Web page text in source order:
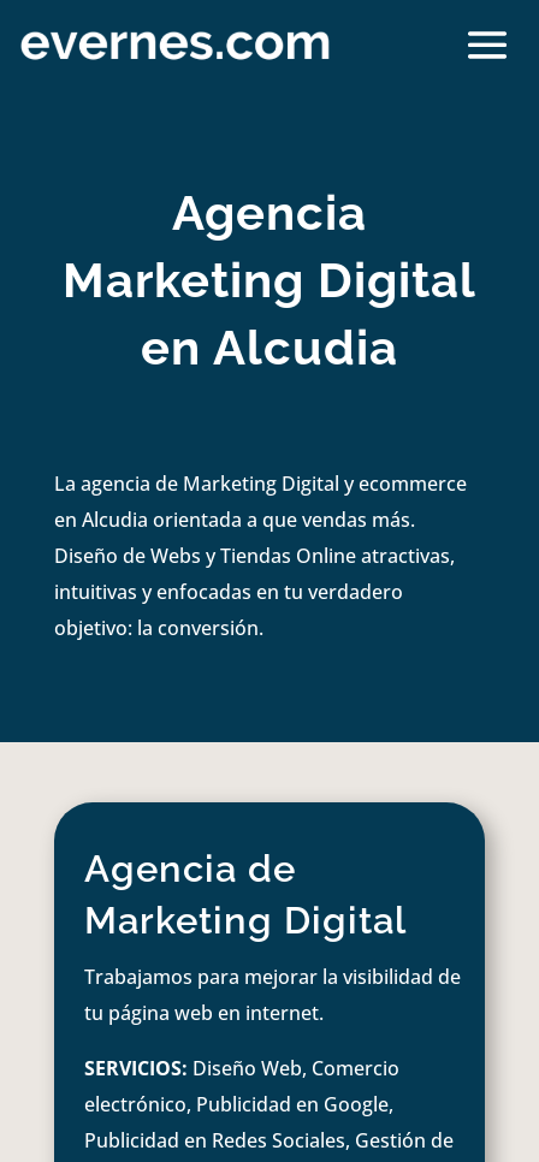
Agencia
Marketing Digital
en Alcudia
La agencia de Marketing Digital y ecommerce
en Alcudia orientada a que vendas más.
Diseño de Webs y Tiendas Online atractivas,
intuitivas y enfocadas en tu verdadero
objetivo: la conversión.
Agencia de
Marketing Digital
Trabajamos para mejorar la visibilidad de
tu página web en internet.
SERVICIOS: Diseño Web, Comercio
electrónico, Publicidad en Google,
Publicidad en Redes Sociales, Gestión de